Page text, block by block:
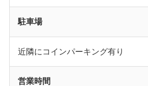
駐車場
近隣にコインパーキング有り
営業時間